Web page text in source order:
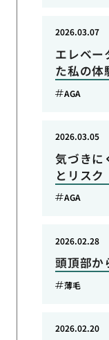
エレベー
た私の体
2026.03.07
AGA
気づきに
とリスク
2026.03.05
AGA
頭頂部か
2026.02.28
薄毛
2026.02.20